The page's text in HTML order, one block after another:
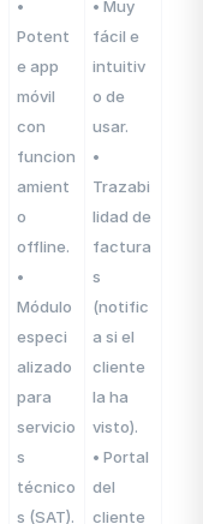
•
Potent
e app
móvil
con
funcion
amient
o
offline.
•
Módulo
especi
alizado
para
servicio
s
técnico
s (SAT).
• Muy
fácil e
intuitiv
o de
usar.
•
Trazabi
lidad de
factura
s
(notific
a si el
cliente
la ha
visto).
• Portal
del
cliente